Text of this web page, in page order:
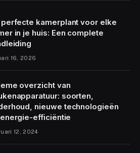
perfecte kamerplant voor elke
in je huis: Een complete
16, 2026
overzicht van
soorten,
nieuwe technologieën
efficiëntie
12, 2024